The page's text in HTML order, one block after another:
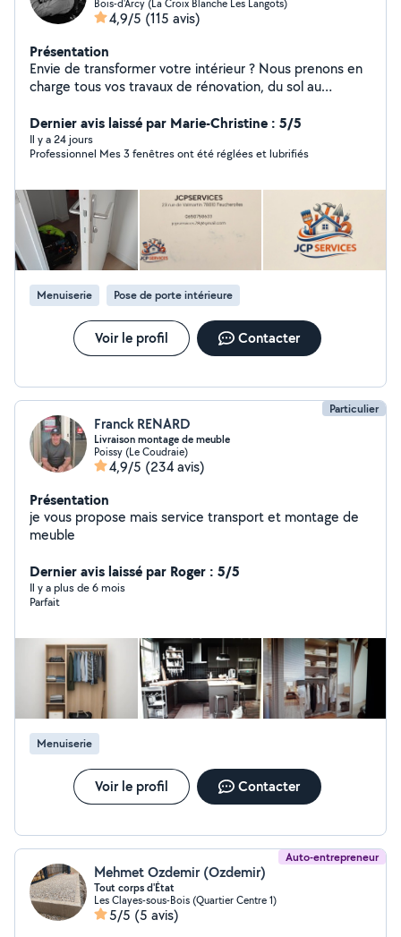
Bois-d'Arcy (La Croix Blanche Les Langots)
4,9/5 (115 avis)
Présentation
Envie de transformer votre intérieur ? Nous prenons en
charge tous vos travaux de rénovation, du sol au
métier, chaque projet est unique et parfaitement
maîtrisé. Confiez-nous vos envies, et nous les réalisons
avec passion ! Regardez dans les photos pour en savoir
Dernier avis laissé par Marie-Christine : 5/5
Il y a 24 jours
Professionnel Mes 3 fenêtres ont été réglées et lubrifiés
Menuiserie Pose de porte intérieure
Voir le profil Contacter
Particulier
Franck RENARD
Livraison montage de meuble
Poissy (Le Coudraie)
4,9/5 (234 avis)
Présentation
je vous propose mais service transport et montage de
meuble
Dernier avis laissé par Roger : 5/5
Il y a plus de 6 mois
Parfait
Menuiserie
Voir le profil Contacter
Auto-entrepreneur
Mehmet Ozdemir (Ozdemir)
Tout corps d'État
Les Clayes-sous-Bois (Quartier Centre 1)
5/5 (5 avis)